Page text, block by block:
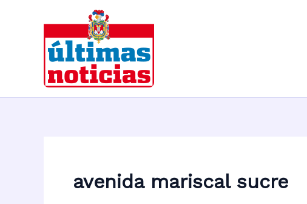
contenido
avenida mariscal sucre